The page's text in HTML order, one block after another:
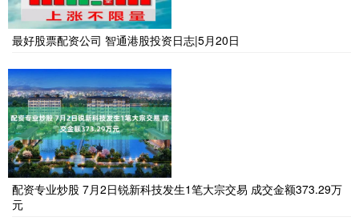
最好股票配资公司 智通港股投资日志|5月20日
配资专业炒股 7月2日锐新科技发生1笔大宗交易 成交金额373.29万
元